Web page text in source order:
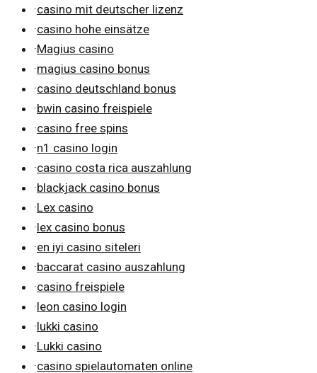
·casino mit deutscher lizenz
·casino hohe einsätze
·Magius casino
·magius casino bonus
·casino deutschland bonus
·bwin casino freispiele
·casino free spins
·n1 casino login
·casino costa rica auszahlung
·blackjack casino bonus
·Lex casino
·lex casino bonus
·en iyi casino siteleri
·baccarat casino auszahlung
·casino freispiele
·leon casino login
·lukki casino
·Lukki casino
·casino spielautomaten online